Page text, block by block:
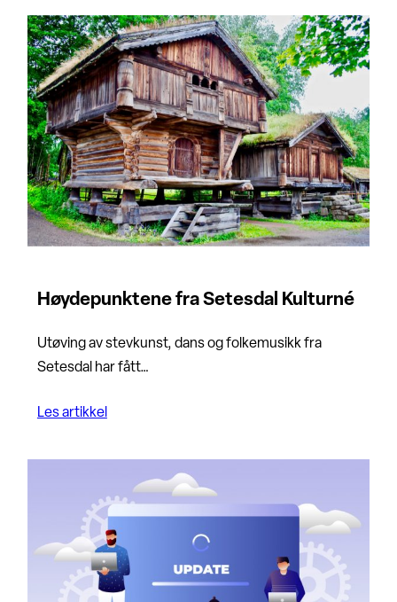
Høydepunktene fra Setesdal Kulturné
Utøving av stevkunst, dans og folkemusikk fra
Setesdal har fått…
Les artikkel